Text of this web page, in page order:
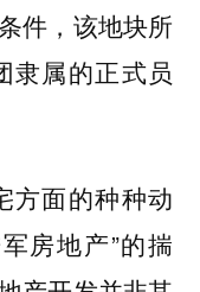
件，该地块所
隶属的正式员
方面的种种动
房地产”的揣